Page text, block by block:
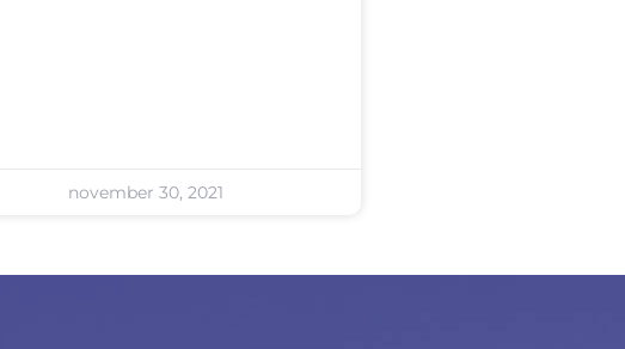
november 30, 2021